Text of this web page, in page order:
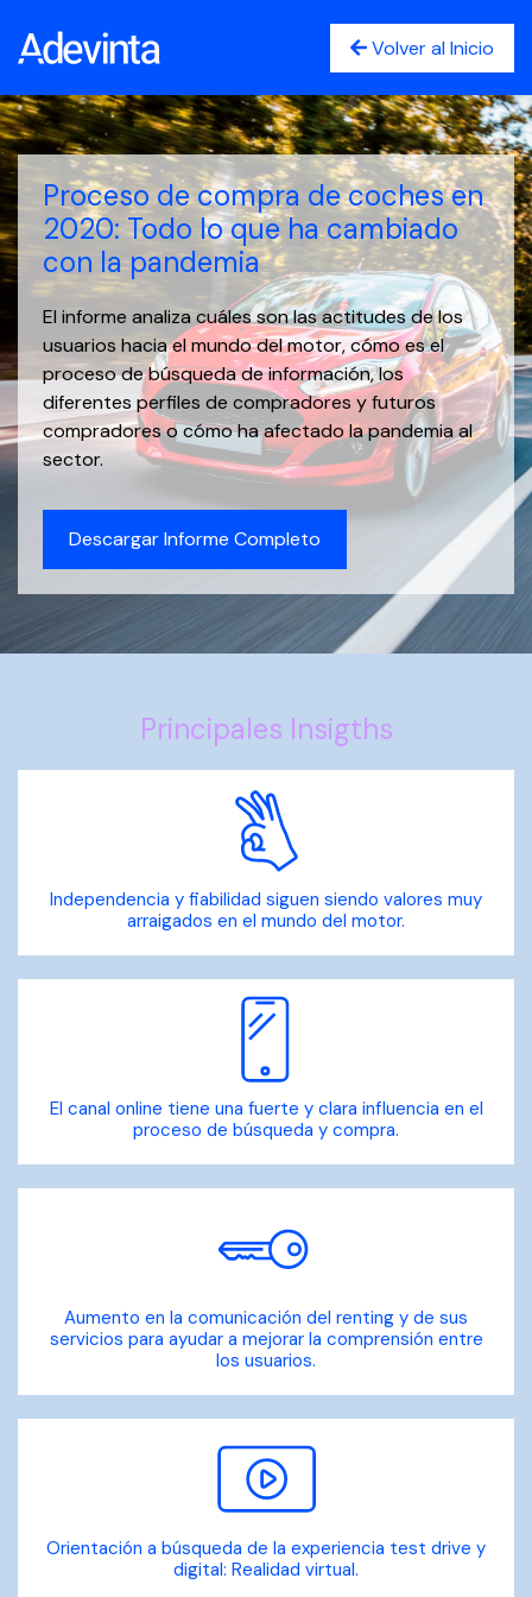
Volver al Inicio
Proceso de compra de coches en
2020: Todo lo que ha cambiado
con la pandemia
El informe analiza cuáles son las actitudes de los
usuarios hacia el mundo del motor, cómo es el
proceso de búsqueda de información, los
diferentes perfiles de compradores y futuros
compradores o cómo ha afectado la pandemia al
sector.
Descargar Informe Completo
Principales Insigths
Independencia y fiabilidad siguen siendo valores muy
arraigados en el mundo del motor.
El canal online tiene una fuerte y clara influencia en el
proceso de búsqueda y compra.
Aumento en la comunicación del renting y de sus
servicios para ayudar a mejorar la comprensión entre
los usuarios.
Orientación a búsqueda de la experiencia test drive y
digital: Realidad virtual.